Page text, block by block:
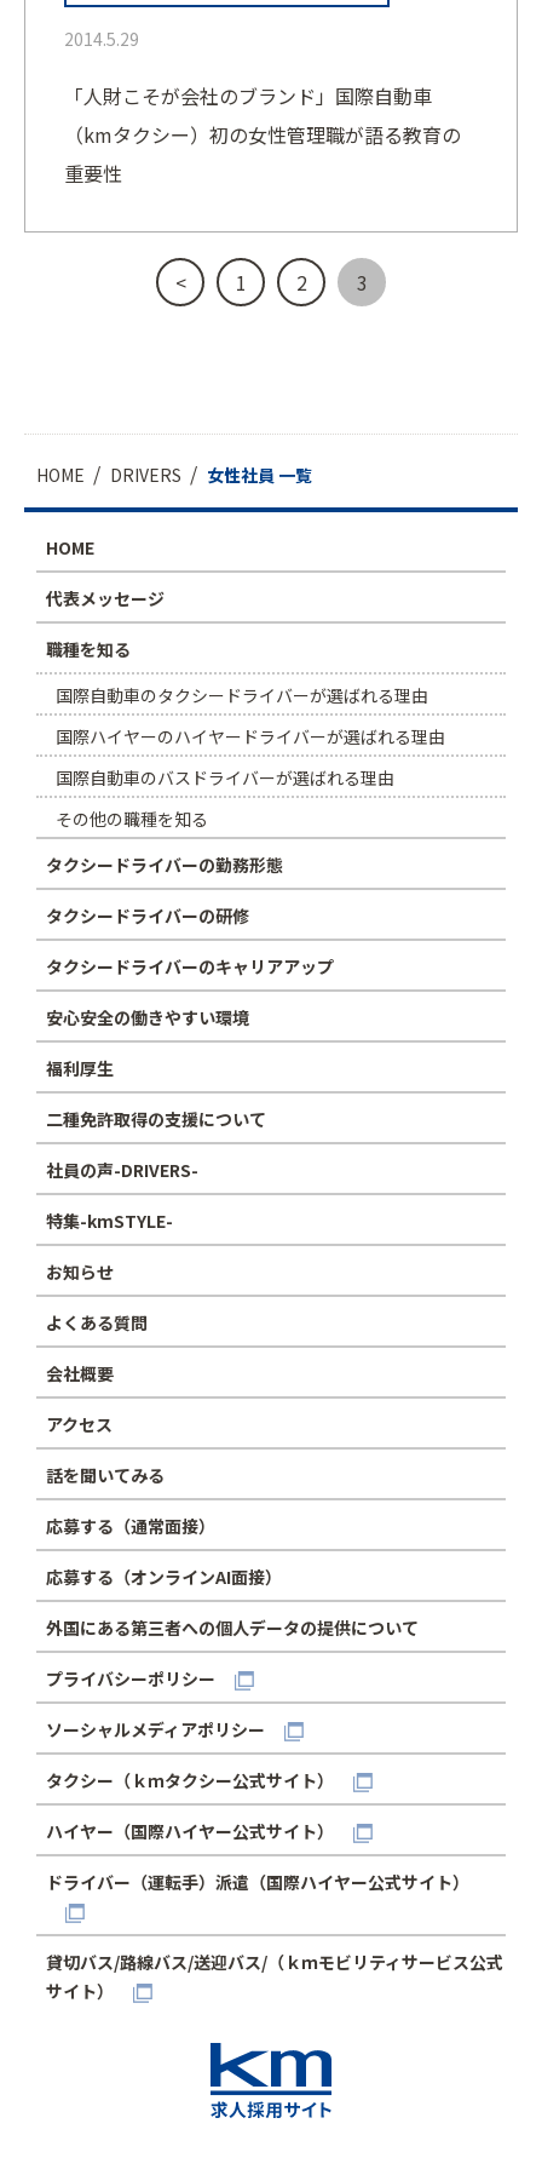
2014.5.29
「人財こそが会社のブランド」国際自動車
（kmタクシー）初の女性管理職が語る教育の
重要性
< 1 2 3
HOME DRIVERS 女性社員 一覧
HOME
代表メッセージ
職種を知る
国際自動車のタクシードライバーが選ばれる理由
国際ハイヤーのハイヤードライバーが選ばれる理由
国際自動車のバスドライバーが選ばれる理由
その他の職種を知る
タクシードライバーの勤務形態
タクシードライバーの研修
タクシードライバーのキャリアアップ
安心安全の働きやすい環境
福利厚生
二種免許取得の支援について
社員の声-DRIVERS-
特集-kmSTYLE-
お知らせ
よくある質問
会社概要
アクセス
話を聞いてみる
応募する（通常面接）
応募する（オンラインAI面接）
外国にある第三者への個人データの提供について
プライバシーポリシー
ソーシャルメディアポリシー
タクシー（ｋｍタクシー公式サイト）
ハイヤー（国際ハイヤー公式サイト）
ドライバー（運転手）派遣（国際ハイヤー公式サイト）
貸切バス/路線バス/送迎バス/（ｋｍモビリティサービス公式
サイト）